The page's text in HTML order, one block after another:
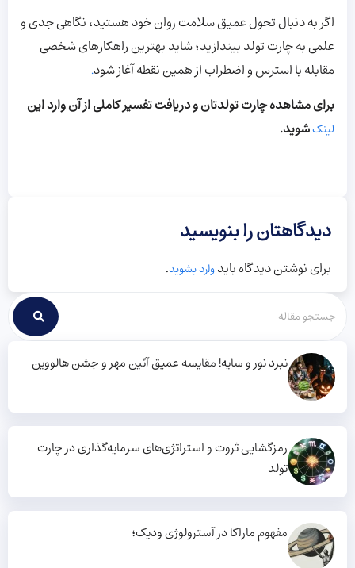
اگر به دنبال تحول عمیق سلامت روان خود هستید، نگاهی جدی و
علمی به چارت تولد بیندازید؛ شاید بهترین راهکارهای شخصی
مقابله با استرس و اضطراب از همین نقطه آغاز شود.
برای مشاهده چارت تولدتان و دریافت تفسیر کاملی از آن وارد این
لینکشوید.
دیدگاهتان را بنویسید
برای نوشتن دیدگاه بایدوارد بشوید.
نبرد نور و سایه! مقایسه عمیق آئین مهر و جشن هالووین
رمزگشایی ثروت و استراتژی‌های سرمایه‌گذاری در چارت
تولد
مفهوم ماراکا در آسترولوژی ودیک؛